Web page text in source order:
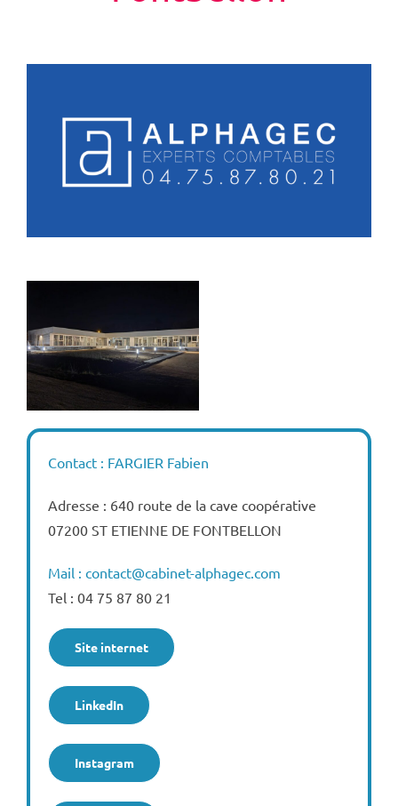
Contact : FARGIER Fabien
Adresse : 640 route de la cave coopérative
07200 ST ETIENNE DE FONTBELLON
Mail : contact@cabinet-alphagec.com
Tel : 04 75 87 80 21
Site internet
LinkedIn
Instagram